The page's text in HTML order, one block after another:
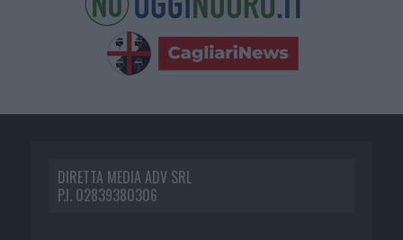
DIRETTA MEDIA ADV SRL
P.I. 02839380306